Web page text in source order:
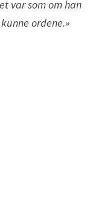
var som om han
ordene.»